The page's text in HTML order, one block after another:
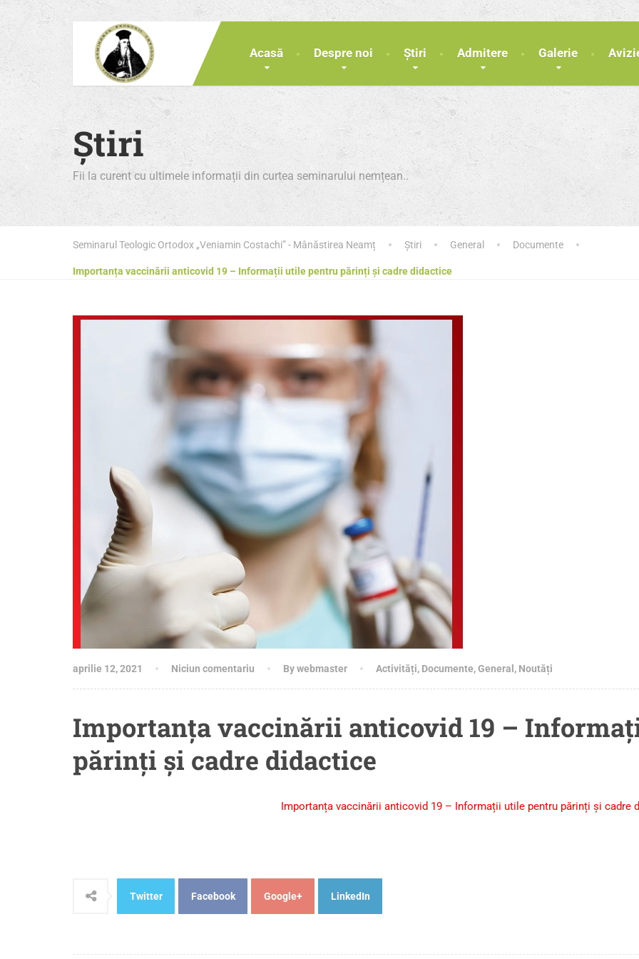
Acasă Despre noi Știri Admitere Galerie
Știri
Fii la curent cu ultimele informații din curtea seminarului nemțean..
Seminarul Teologic Ortodox „Veniamin Costachi” - Mânăstirea Neamț Știri General Documente
Importanța vaccinării anticovid 19 – Informații utile pentru părinți și cadre didactice
aprilie 12, 2021 Niciun comentariu By webmaster Activități, Documente,General , Noutăți
Importanța vaccinării anticovid 19 –
părinți și cadre didactice
Importanța vaccinării anticovid 19 – Informații utile pentru părinți și cadre
Twitter Facebook Google+ LinkedIn